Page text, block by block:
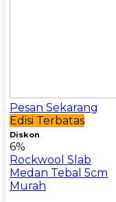
Pesan Sekarang
Edisi Terbatas
Diskon
6%
Rockwool Slab
Medan Tebal 5cm
Murah